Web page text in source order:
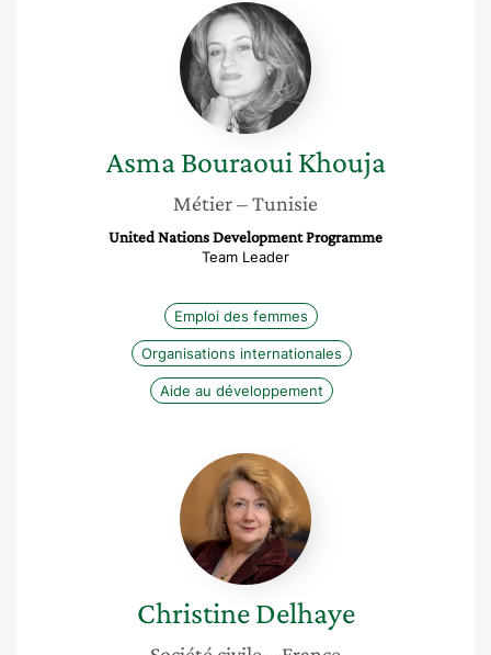
Asma
Bouraoui
Khouja
Asma Bouraoui Khouja
Métier– Tunisie
United Nations Development Programme
Team Leader
Emploi des femmes
Organisations internationales
Aide au développement
Christine
Delhaye
Christine Delhaye